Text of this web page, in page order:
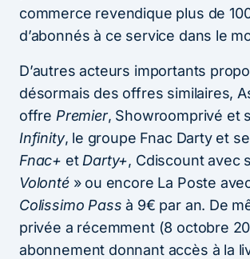
commerce revendique plus de
d’abonnés à ce service dans le
D’autres acteurs importants
désormais des offres similaires,
offre Premier, Showroomprivé et
Infinity, le groupe Fnac Darty et
Fnac+ et Darty+, Cdiscount avec
Volonté» ou encore La Poste
Colissimo Pass à 9€ par an. De
privée a récemment (8 octobre
abonnement donnant accès à la